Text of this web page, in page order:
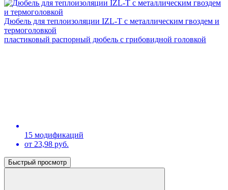
Дюбель для теплоизоляции IZL-T с металлическим гвоздем и
термоголовкой
пластиковый распорный дюбель с грибовидной головкой
15 модификаций
от 23,98 руб.
Быстрый просмотр